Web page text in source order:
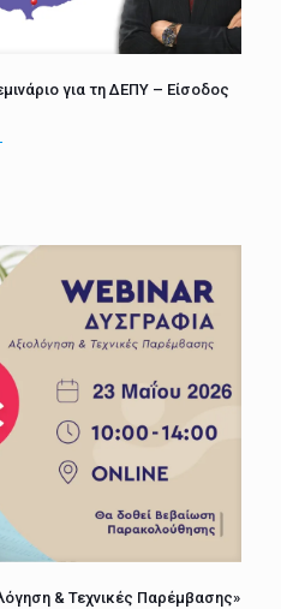
για τη ΔΕΠΥ – Είσοδος
& Τεχνικές Παρέμβασης»